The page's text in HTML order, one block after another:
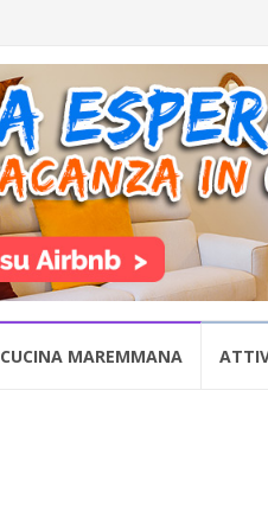
CUCINA MAREMMANA